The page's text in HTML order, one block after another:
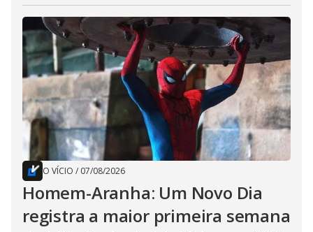
O VÍCIO / 07/08/2026
Homem-Aranha: Um Novo Dia
registra a maior primeira semana